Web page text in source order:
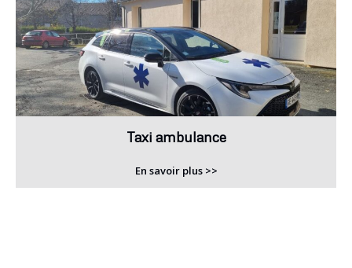
Taxi ambulance
En savoir plus >>